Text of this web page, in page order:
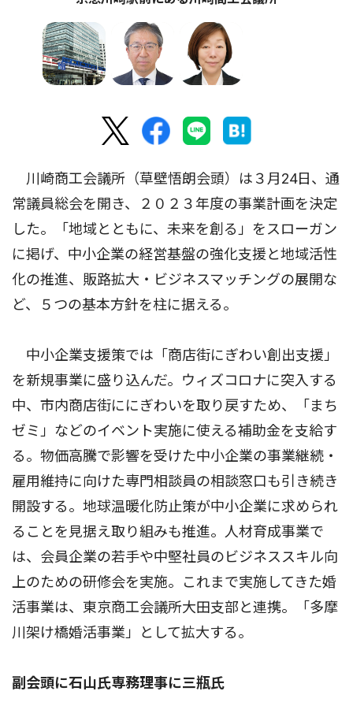
川崎商工会議所（草壁悟朗会頭）は３月24日、通
常議員総会を開き、２０２３年度の事業計画を決定
した。「地域とともに、未来を創る」をスローガン
に掲げ、中小企業の経営基盤の強化支援と地域活性
化の推進、販路拡大・ビジネスマッチングの展開な
ど、５つの基本方針を柱に据える。
中小企業支援策では「商店街にぎわい創出支援」
を新規事業に盛り込んだ。ウィズコロナに突入する
中、市内商店街ににぎわいを取り戻すため、「まち
ゼミ」などのイベント実施に使える補助金を支給す
る。物価高騰で影響を受けた中小企業の事業継続・
雇用維持に向けた専門相談員の相談窓口も引き続き
開設する。地球温暖化防止策が中小企業に求められ
ることを見据え取り組みも推進。人材育成事業で
は、会員企業の若手や中堅社員のビジネススキル向
上のための研修会を実施。これまで実施してきた婚
活事業は、東京商工会議所大田支部と連携。「多摩
川架け橋婚活事業」として拡大する。
副会頭に石山氏専務理事に三瓶氏